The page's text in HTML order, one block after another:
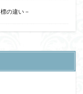
の違い－